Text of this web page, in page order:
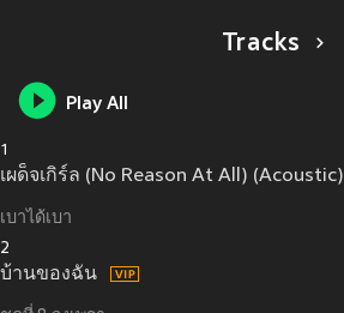
Tracks
Play All
1
เผด็จเกิร์ล (No Reason At All) (Acoustic)
เบาได้เบา
2
บ้านของฉัน